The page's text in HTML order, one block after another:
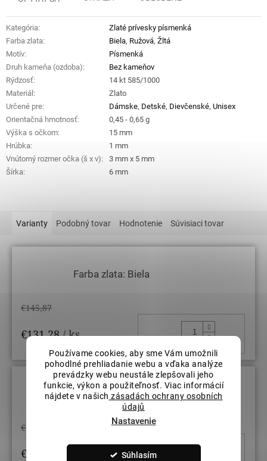
Používame cookies, aby sme Vám umožnili
pohodlné prehliadanie webu a vďaka analýze
prevádzky webu neustále zlepšovali jeho
funkcie, výkon a použiteľnosť. Viac informácií
nájdete v našich zásadách ochrany osobních
údajů
Nastavenie
Súhlasím
Kategória:
Zlaté prívesky písmenká
Farba zlata: Biela, Ružová, Žltá
Motív:
Písmenká
Druh kameňa (ozdoba):
Bez kameňov
Rýdzosť:
14 kt 585/1000
Materiál :
Zlato
Určené pre: Dámske, Detské, Dievčenské, Unisex
Orientačná hmotnosť:
0,45 - 0,65 g
Výška s očkom:
15 mm
Hrúbka:
1 mm
Vnútorný rozmer očka (š x v):
3 mm x 5 mm
Šírka: 6 mm
Varianty Podobný tovar Hodnotenie Súvisiaci tovar
Farba zlata: Biela
€145,87
€131,28/ ks
Farba zlata: Ružová
€145,87
€131,28